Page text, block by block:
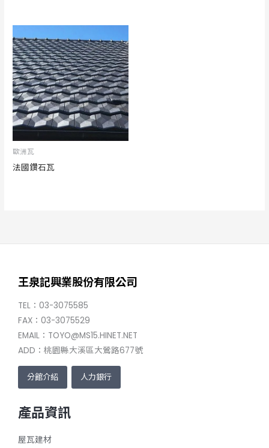
歐洲瓦
法國鑽石瓦
王泉記興業股份有限公司
TEL：03-3075585
FAX：03-3075529
EMAIL：TOYO@MS15.HINET.NET
ADD：桃園縣大溪區大鶯路677號
分館介紹 人力銀行
產品資訊
屋瓦建材